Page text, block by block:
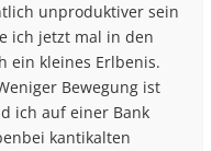
unproduktiver sein
ich jetzt mal in den
ein kleines Erlbenis.
Bewegung ist
ich auf einer Bank
kantikalten